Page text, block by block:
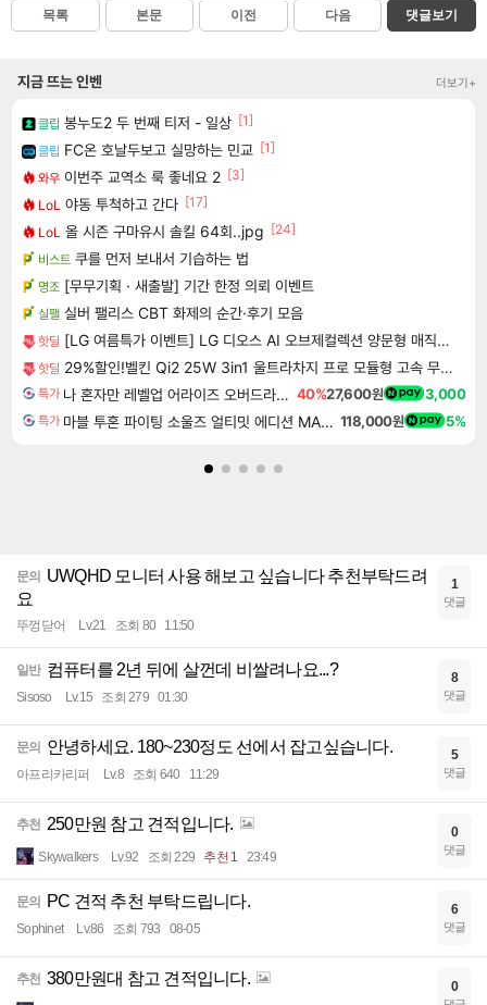
목록 본문 이전 다음 댓글보기
지금 뜨는 인벤 더보기+
클립 봉누도2 두 번째 티저 - 일상 [1]
클립 FC온 호날두보고 실망하는 민교 [1]
와우 이번주 교역소 룩 좋네요 2 [3]
LoL 야동 투척하고 간다 [17]
LoL 올 시즌 구마유시 솔킬 64회..jpg [24]
비스트 쿠를 먼저 보내서 기습하는 법
명조 [무무기획 · 새출발] 기간 한정 의뢰 이벤트
실팰 실버 팰리스 CBT 화제의 순간·후기 모음
핫딜 [LG 여름특가 이벤트] LG 디오스 AI 오브제컬렉션 양문형 매직스페이스 2도어 냉장고
핫딜 29%할인!벨킨 Qi2 25W 3in1 울트라차지 프로 모듈형 고속 무선 충전기 WIZ052kr 갤럭시S26 아이폰17 호환
특가 나 혼자만 레벨업 어라이즈 오버드라이브 Solo Leveling Arise 40%27,600원 3,000
특가 마블 투혼 파이팅 소울즈 얼티밋 에디션 MARVEL Tokon Fighting Souls Ultimate Edition 118,000원 5%
문의
UWQHD 모니터 사용 해보고 싶습니다 추천부탁드려
요
뚜껑닫어 Lv.21 조회 80 11:50
1
댓글
일반 컴퓨터를 2년 뒤에 살껀데 비쌀려나요...?
Sisoso Lv.15 조회 279 01:30
8
댓글
문의 안녕하세요. 180~230정도 선에서 잡고싶습니다.
아프리카리퍼 Lv.8 조회 640 11:29
5
댓글
추천 250만원 참고 견적입니다.
Skywalkers Lv.92 조회 229 추천 1 23:49
0
댓글
문의 PC 견적 추천 부탁드립니다.
Sophinet Lv.86 조회 793 08-05
6
댓글
추천 380만원대 참고 견적입니다. 0